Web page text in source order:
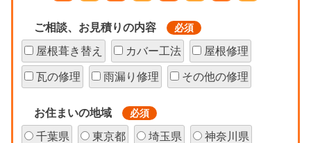
ご相談、お見積りの内容 必須
屋根葺き替え カバー工法 屋根修理
瓦の修理 雨漏り修理 その他の修理
お住まいの地域 必須
千葉県 東京都 埼玉県 神奈川県